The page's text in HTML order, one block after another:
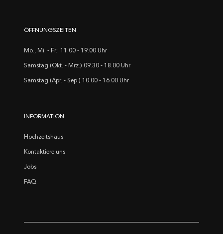
ÖFFNUNGSZEITEN
Mo., Mi. - Fr.: 11.00 - 19.00 Uhr
Samstag (Okt. - Mrz.) 09.30 - 18.00 Uhr
Samstag (Apr. - Sep.) 10.00 - 16.00 Uhr
INFORMATION
Hochzeitshaus
Kontaktiere uns
Jobs
FAQ